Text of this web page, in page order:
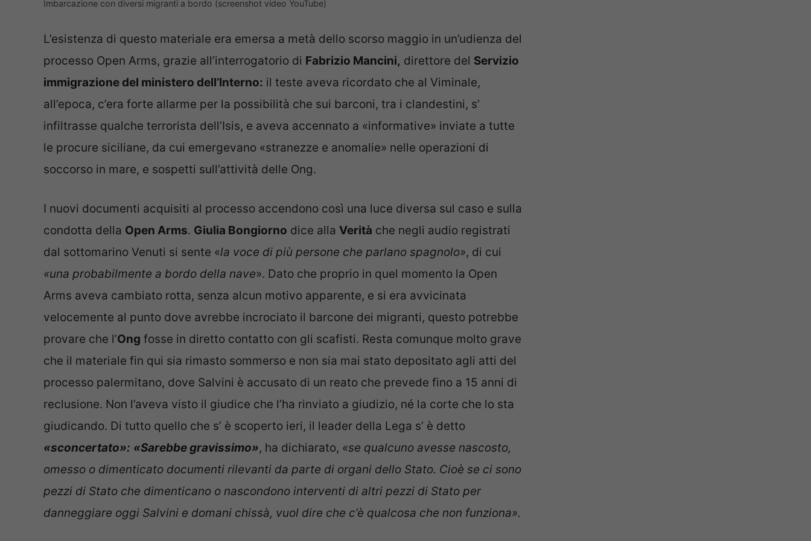
Imbarcazione con diversi migranti a bordo (screenshot video YouTube)
L’esistenza di questo materiale era emersa a metà dello scorso maggio in un’udienza del
processo Open Arms, grazie all’interrogatorio di Fabrizio Mancini, direttore del Servizio
immigrazione del ministero dell’Interno: il teste aveva ricordato che al Viminale,
all’epoca, c’era forte allarme per la possibilità che sui barconi, tra i clandestini, s’
infiltrasse qualche terrorista dell’Isis, e aveva accennato a «informative» inviate a tutte
le procure siciliane, da cui emergevano «stranezze e anomalie» nelle operazioni di
soccorso in mare, e sospetti sull’attività delle Ong.
I nuovi documenti acquisiti al processo accendono così una luce diversa sul caso e sulla
condotta della Open Arms. Giulia Bongiorno dice alla Verità che negli audio registrati
dal sottomarino Venuti si sente «la voce di più persone che parlano spagnolo», di cui
«una probabilmente a bordo della nave». Dato che proprio in quel momento la Open
Arms aveva cambiato rotta, senza alcun motivo apparente, e si era avvicinata
velocemente al punto dove avrebbe incrociato il barcone dei migranti, questo potrebbe
provare che l’Ong fosse in diretto contatto con gli scafisti. Resta comunque molto grave
che il materiale fin qui sia rimasto sommerso e non sia mai stato depositato agli atti del
processo palermitano, dove Salvini è accusato di un reato che prevede fino a 15 anni di
reclusione. Non l’aveva visto il giudice che l’ha rinviato a giudizio, né la corte che lo sta
giudicando. Di tutto quello che s’ è scoperto ieri, il leader della Lega s’ è detto
«sconcertato»: «Sarebbe gravissimo», ha dichiarato, «se qualcuno avesse nascosto,
omesso o dimenticato documenti rilevanti da parte di organi dello Stato. Cioè se ci sono
pezzi di Stato che dimenticano o nascondono interventi di altri pezzi di Stato per
danneggiare oggi Salvini e domani chissà, vuol dire che c’è qualcosa che non funziona».